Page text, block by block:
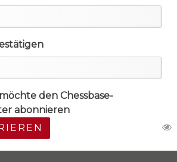
den Chessbase-
abonnieren